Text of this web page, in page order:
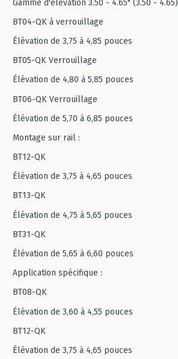
Gamme d'élévation 3.50 - 4.65" (3.50 - 4.65)
BT04-QK à verrouillage
Élévation de 3,75 à 4,85 pouces
BT05-QK Verrouillage
Élévation de 4,80 à 5,85 pouces
BT06-QK Verrouillage
Élévation de 5,70 à 6,85 pouces
Montage sur rail :
BT12-QK
Élévation de 3,75 à 4,65 pouces
BT13-QK
Élévation de 4,75 à 5,65 pouces
BT31-QK
Élévation de 5,65 à 6,60 pouces
Application spécifique :
BT08-QK
Élévation de 3,60 à 4,55 pouces
BT12-QK
Élévation de 3,75 à 4,65 pouces